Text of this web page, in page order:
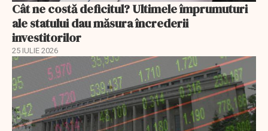
Cât ne costă deficitul? Ultimele împrumuturi
ale statului dau măsura încrederii
investitorilor
25 IULIE 2026